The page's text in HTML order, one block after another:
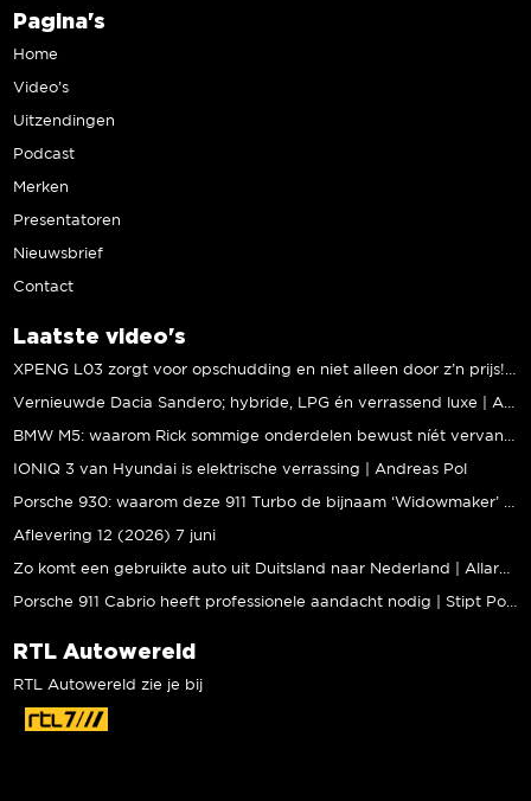
Pagina's
Home
Video’s
Uitzendingen
Podcast
Merken
Presentatoren
Nieuwsbrief
Contact
Laatste video's
IONIQ 3 van Hyundai is elektrische verrassing | Andreas Pol
Aflevering 12 (2026) 7 juni
RTL Autowereld
RTL Autowereld zie je bij